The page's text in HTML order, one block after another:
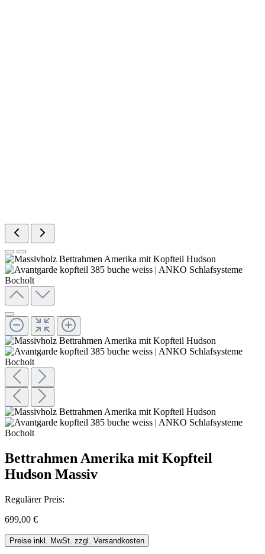
Bettrahmen Amerika mit Kopfteil
Hudson Massiv
Regulärer Preis:
699,00 €
Preise inkl. MwSt. zzgl. Versandkosten